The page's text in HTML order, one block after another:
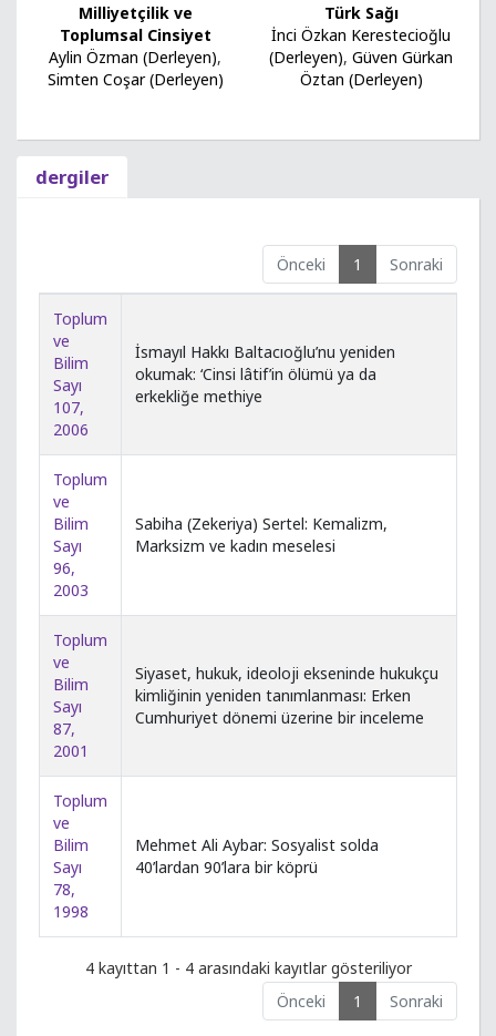
Milliyetçilik ve
Toplumsal Cinsiyet
Aylin Özman (Derleyen),
Simten Coşar (Derleyen)
Türk Sağı
İnci Özkan Kerestecioğlu
(Derleyen), Güven Gürkan
Öztan (Derleyen)
dergiler
Önceki 1 Sonraki
Toplum
ve
Bilim
Sayı
107,
2006
İsmayıl Hakkı Baltacıoğlu’nu yeniden
okumak: ‘Cinsi lâtif’in ölümü ya da
erkekliğe methiye
Toplum
ve
Bilim
Sayı
96,
2003
Sabiha (Zekeriya) Sertel: Kemalizm,
Marksizm ve kadın meselesi
Toplum
ve
Bilim
Sayı
87,
2001
Siyaset, hukuk, ideoloji ekseninde hukukçu
kimliğinin yeniden tanımlanması: Erken
Cumhuriyet dönemi üzerine bir inceleme
Toplum
ve
Bilim
Sayı
78,
1998
Mehmet Ali Aybar: Sosyalist solda
40’lardan 90’lara bir köprü
4 kayıttan 1 - 4 arasındaki kayıtlar gösteriliyor
Önceki
1 Sonraki